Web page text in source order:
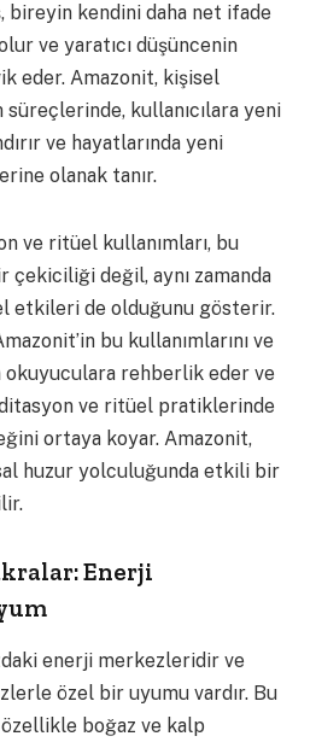
bireyin kendini daha net ifade
ve yaratıcı düşüncenin
eder. Amazonit, kişisel
kullanıcılara yeni
ve hayatlarında yeni
olanak tanır.
ve ritüel kullanımları, bu
çekiciliği değil, aynı zamanda
etkileri de olduğunu gösterir.
bu kullanımlarını ve
rehberlik eder ve
ve ritüel pratiklerinde
ortaya koyar. Amazonit,
huzur yolculuğunda etkili bir
Enerji
enerji merkezleridir ve
özel bir uyumu vardır. Bu
boğaz ve kalp